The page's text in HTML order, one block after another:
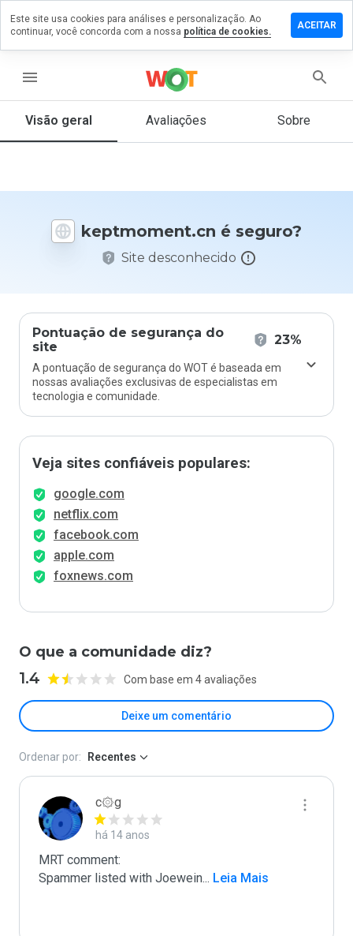
menu
Visão geral Avaliações Sobre
keptmoment.cn é seguro?
Site desconhecido
Pontuação de segurança do
site
23%
A pontuação de segurança do WOT é baseada em
nossas avaliações exclusivas de especialistas em
tecnologia e comunidade.
Veja sites confiáveis populares:
google.com
netflix.com
facebook.com
apple.com
foxnews.com
O que a comunidade diz?
1.4 Com base em 4 avaliações
Deixe um comentário
um
em
De 1
nota
Ordenar por: Recentes
c۞g
há 14 anos
MRT comment:
Spammer listed with Joewein ... Leia Mais
Este site usa cookies para análises e personalização. Ao
continuar, você concorda com a nossa política de cookies.
ACEITAR